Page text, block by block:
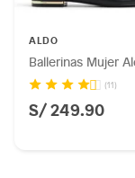
ALDO
Ballerinas Mujer
(11)
S/ 249.90